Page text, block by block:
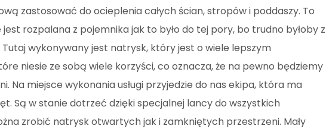
zastosować do ocieplenia całych ścian, stropów i poddaszy. To
rozpalana z pojemnika jak to było do tej pory, bo trudno byłoby z
wykonywany jest natrysk, który jest o wiele lepszym
niesie ze sobą wiele korzyści, co oznacza, że na pewno będziemy
Na miejsce wykonania usługi przyjedzie do nas ekipa, która ma
Są w stanie dotrzeć dzięki specjalnej lancy do wszystkich
zrobić natrysk otwartych jak i zamkniętych przestrzeni. Mały